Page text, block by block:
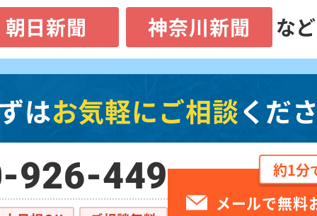
朝日新聞 神奈川新聞 な
はお気軽にご相談くだ
926-449 約1分
メールで無料